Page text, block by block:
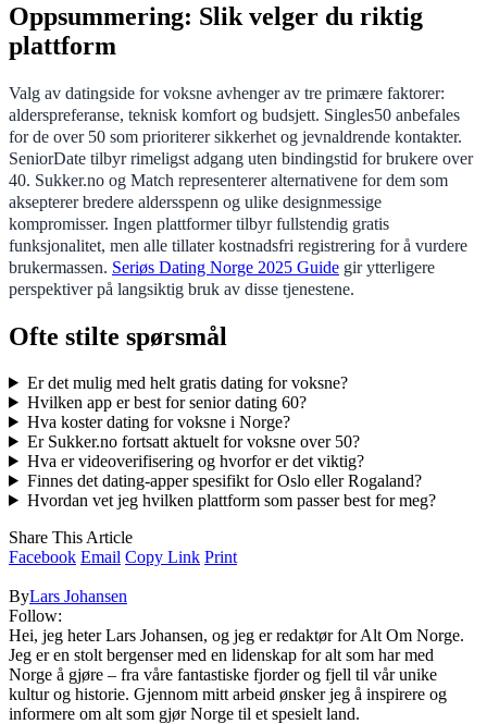
Oppsummering: Slik velger du riktig
plattform
Valg av datingside for voksne avhenger av tre primære faktorer:
alderspreferanse, teknisk komfort og budsjett. Singles50 anbefales
for de over 50 som prioriterer sikkerhet og jevnaldrende kontakter.
SeniorDate tilbyr rimeligst adgang uten bindingstid for brukere over
40. Sukker.no og Match representerer alternativene for dem som
aksepterer bredere aldersspenn og ulike designmessige
kompromisser. Ingen plattformer tilbyr fullstendig gratis
funksjonalitet, men alle tillater kostnadsfri registrering for å vurdere
brukermassen. Seriøs Dating Norge 2025 Guide gir ytterligere
perspektiver på langsiktig bruk av disse tjenestene.
Ofte stilte spørsmål
Er det mulig med helt gratis dating for voksne?
Hvilken app er best for senior dating 60?
Hva koster dating for voksne i Norge?
Er Sukker.no fortsatt aktuelt for voksne over 50?
Hva er videoverifisering og hvorfor er det viktig?
Finnes det dating-apper spesifikt for Oslo eller Rogaland?
Hvordan vet jeg hvilken plattform som passer best for meg?
Share This Article
Facebook Email Copy Link Print
ByLars Johansen
Follow:
Hei, jeg heter Lars Johansen, og jeg er redaktør for Alt Om Norge.
Jeg er en stolt bergenser med en lidenskap for alt som har med
Norge å gjøre – fra våre fantastiske fjorder og fjell til vår unike
kultur og historie. Gjennom mitt arbeid ønsker jeg å inspirere og
informere om alt som gjør Norge til et spesielt land.